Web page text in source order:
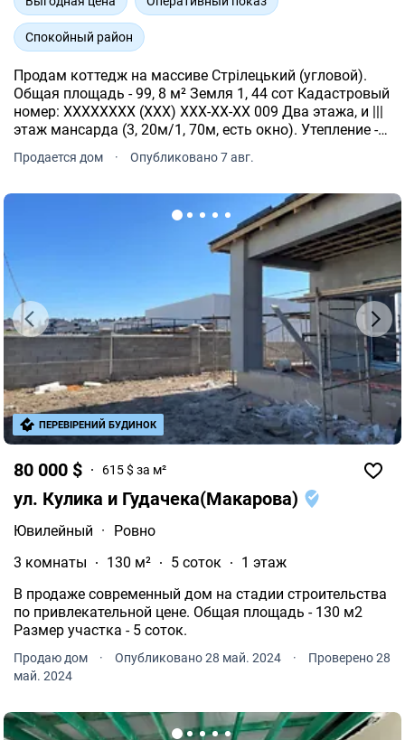
Спокойный район
Продам коттедж на массиве Стрілецький (угловой). ️
Общая площадь - 99, 8 м² ️Земля 1, 44 сот ️Кадастровый
номер: XXXXXXXX (XXX) XXX-XX-XX 009 ️Два этажа, и |||
этаж мансарда (3, 20м/1, 70м, есть окно). ️Утепление -
пенопласт 12 см. ️Окна металлопластиковые,
трехкамерные. ️Толщина стен - 40см.
Продается дом · Опубликовано 7 авг.
80 000 $ 615 $ за м²
ул. Кулика и Гудачека(Макарова)
Ювилейный ·
Ровно
3 комнаты
130 м² 5 соток
1 этаж
В продаже современный дом на стадии строительства
по привлекательной цене. Общая площадь - 130 м2
Размер участка - 5 соток.
Продаю дом · Опубликовано 28 май. 2024 ·
Проверено 28
май. 2024
ПЕРЕВІРЕНИЙ БУДИНОК